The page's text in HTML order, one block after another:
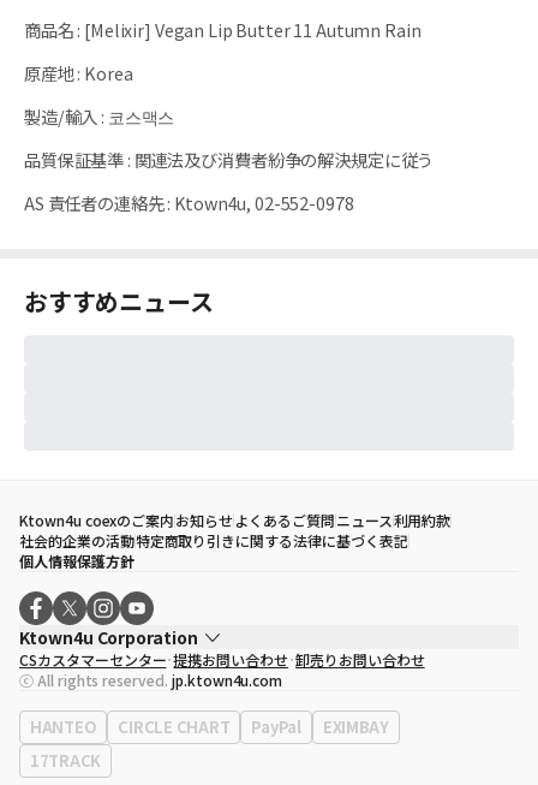
商品名: [Melixir] Vegan Lip Butter 11 Autumn Rain
原産地: Korea
製造/輸入 : 코스맥스
品質保証基準: 関連法及び消費者紛争の解決規定に従う
AS 責任者の連絡先: Ktown4u, 02-552-0978
おすすめニュース
Ktown4u coexのご案内お知らせよくあるご質問ニュース利用約款
社会的企業の活動特定商取り引きに関する法律に基づく表記
個人情報保護方針
Ktown4u Corporation
代表取締役
ソン・ヒョミン
事業者登録番号120-87-71116
eContext
0120-23-7523
事務所住所
ソウル特別市江南区永東大路513、3階(三成洞、coex)
CSカスタマーセンター 提携お問い合わせ 卸売りお問い合わせ
ⓒ All rights reserved. jp.ktown4u.com
HANTEO CIRCLE CHART PayPal
EXIMBAY
17TRACK